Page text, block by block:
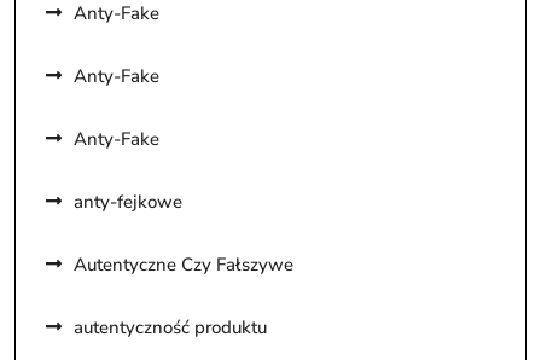
Anty-Fake
Anty-Fake
Anty-Fake
anty-fejkowe
Autentyczne Czy Fałszywe
autentyczność produktu